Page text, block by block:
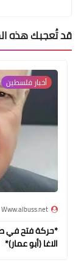
قد تُعجبك هذه
أخبار فلسطين
Www.albuss.net
*حركة فتح في
الاغا (أبو عمار)*